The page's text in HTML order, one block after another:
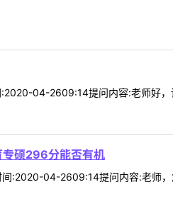
04-2609:14提问内容:老师好
专硕296分能否有机
:2020-04-2609:14提问内容:老师